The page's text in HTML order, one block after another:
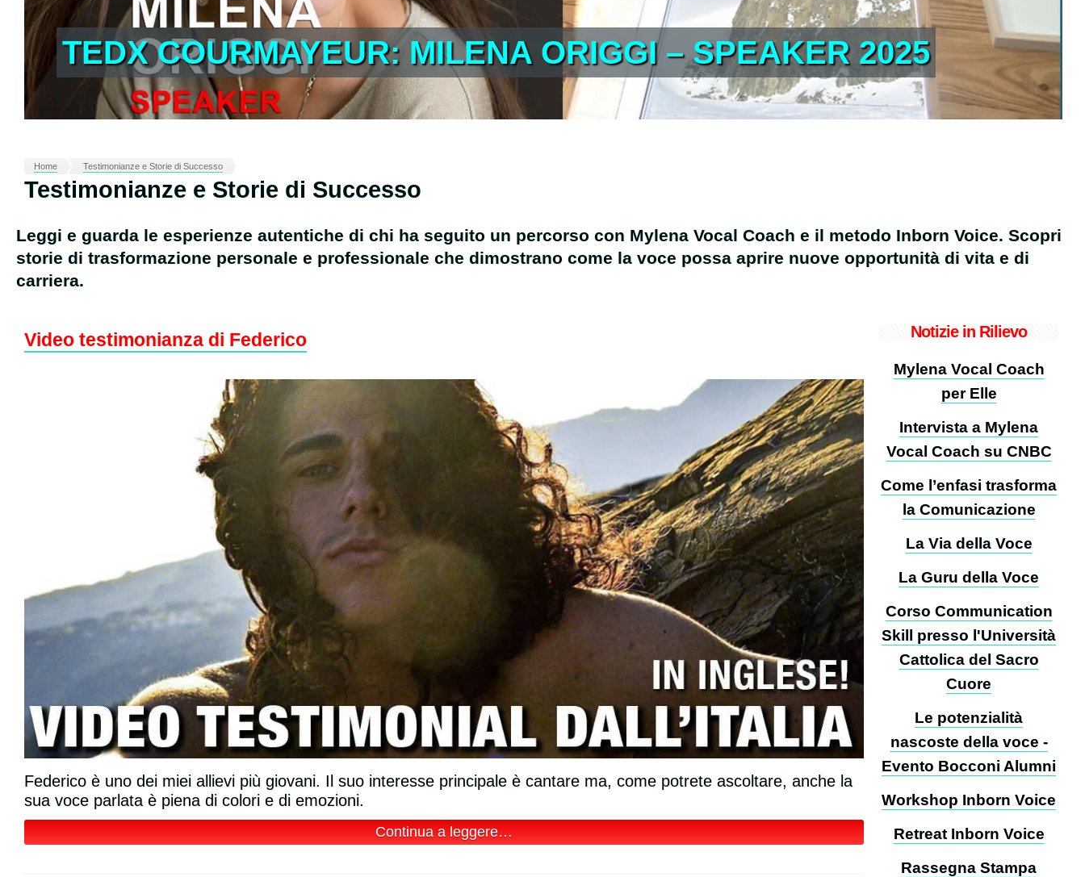
TEDX COURMAYEUR: MILENA ORIGGI – SPEAKER 2025
Home Testimonianze e Storie di Successo
Testimonianze e Storie di Successo
Leggi e guarda le esperienze autentiche di chi ha seguito un percorso con Mylena Vocal Coach e il metodo Inborn Voice. Scopri
storie di trasformazione personale e professionale che dimostrano come la voce possa aprire nuove opportunità di vita e di
carriera.
Video testimonianza di Federico
Federico è uno dei miei allievi più giovani. Il suo interesse principale è cantare ma, come potrete ascoltare, anche la
sua voce parlata è piena di colori e di emozioni.
Continua a leggere…
Notizie in Rilievo
Mylena Vocal Coach
per Elle
Intervista a Mylena
Vocal Coach su CNBC
Come l’enfasi trasforma
la Comunicazione
La Via della Voce
La Guru della Voce
Corso Communication
Skill presso l'Università
Cattolica del Sacro
Cuore
Le potenzialità
nascoste della voce -
Evento Bocconi Alumni
Workshop Inborn Voice
Retreat Inborn Voice
Rassegna Stampa